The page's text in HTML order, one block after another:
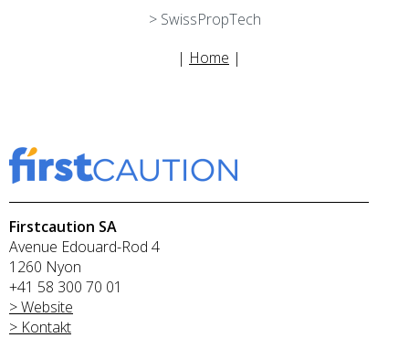
> SwissPropTech
| Home |
Firstcaution SA
Avenue Edouard-Rod 4
1260 Nyon
+41 58 300 70 01
> Website
> Kontakt